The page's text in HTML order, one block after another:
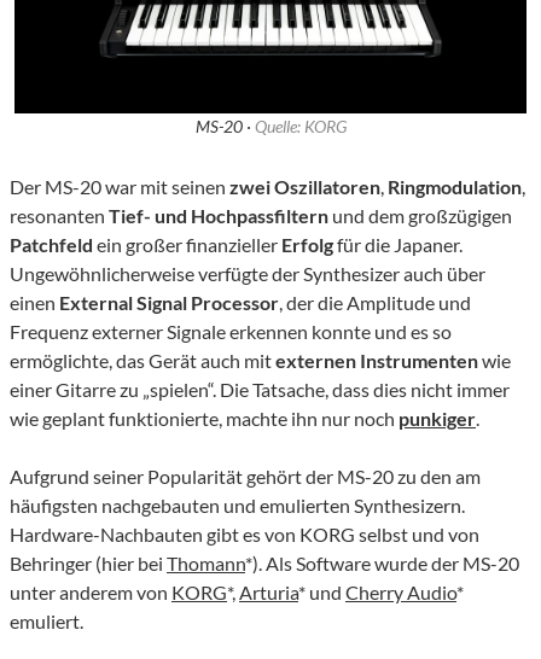
MS-20 · Quelle: KORG
Der MS-20 war mit seinen zwei Oszillatoren, Ringmodulation,
resonanten Tief- und Hochpassfiltern und dem großzügigen
Patchfeld ein großer finanzieller Erfolgfür die Japaner.
Ungewöhnlicherweise verfügte der Synthesizer auch über
einen External Signal Processor, der die Amplitude und
Frequenz externer Signale erkennen konnte und es so
ermöglichte, das Gerät auch mitexternen Instrumentenwie
einer Gitarre zu „spielen“. Die Tatsache, dass dies nicht immer
wie geplant funktionierte, machte ihn nur noch punkiger.
Aufgrund seiner Popularität gehört der MS-20 zu den am
häufigsten nachgebauten und emulierten Synthesizern.
Hardware-Nachbauten gibt es von KORG selbst und von
Behringer (hier bei Thomann*). Als Software wurde der MS-20
unter anderem von KORG*,Arturia* und Cherry Audio*
emuliert.